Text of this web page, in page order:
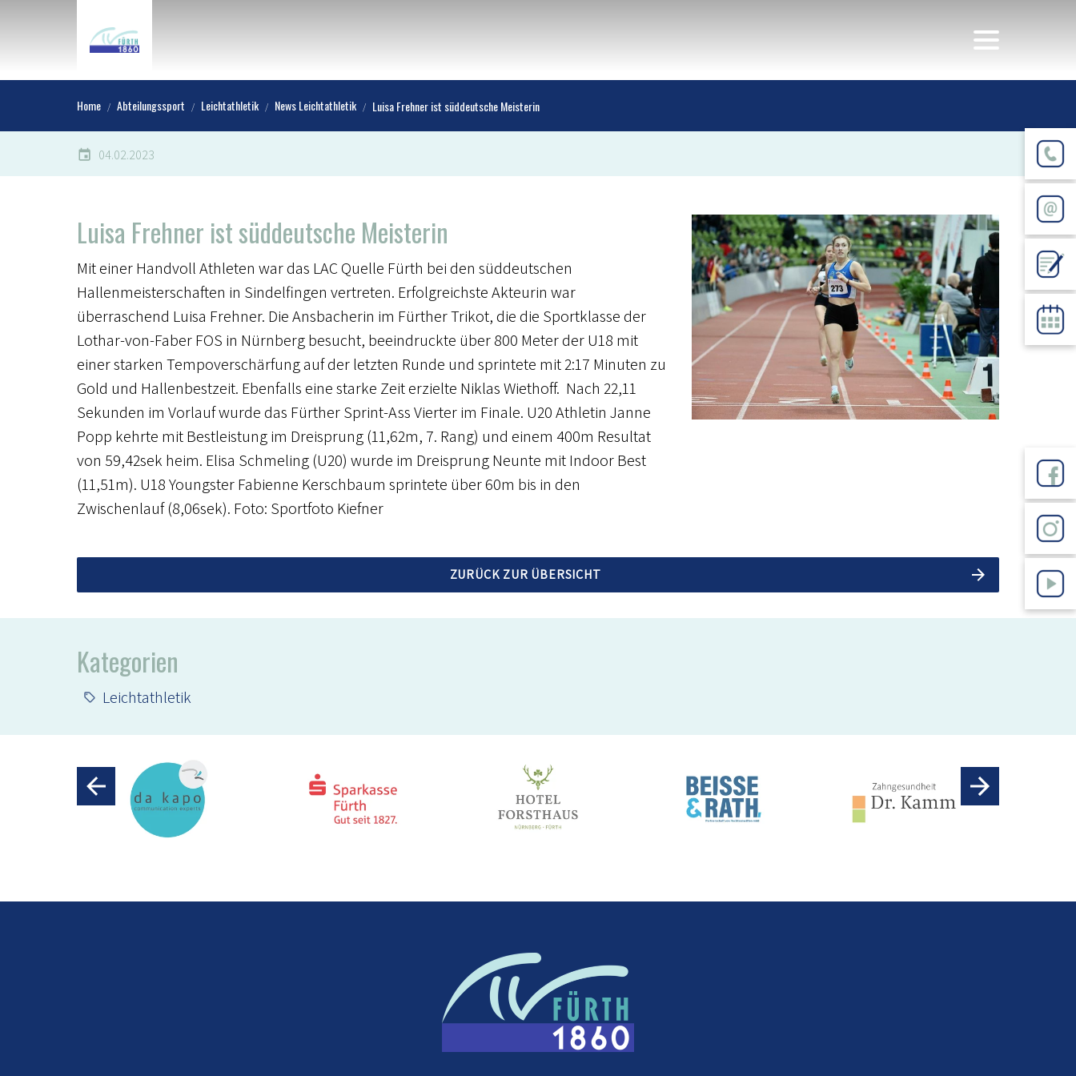
Home Abteilungssport Leichtathletik News Leichtathletik Luisa Frehner ist süddeutsche Meisterin
04.02.2023
Luisa Frehner ist süddeutsche Meisterin
Mit einer Handvoll Athleten war das LAC Quelle Fürth bei den süddeutschen
Hallenmeisterschaften in Sindelfingen vertreten. Erfolgreichste Akteurin war
überraschend Luisa Frehner. Die Ansbacherin im Fürther Trikot, die die Sportklasse der
Lothar-von-Faber FOS in Nürnberg besucht, beeindruckte über 800 Meter der U18 mit
einer starken Tempoverschärfung auf der letzten Runde und sprintete mit 2:17 Minuten zu
Gold und Hallenbestzeit. Ebenfalls eine starke Zeit erzielte Niklas Wiethoff. Nach 22,11
Sekunden im Vorlauf wurde das Fürther Sprint-Ass Vierter im Finale. U20 Athletin Janne
Popp kehrte mit Bestleistung im Dreisprung (11,62m, 7. Rang) und einem 400m Resultat
von 59,42sek heim. Elisa Schmeling (U20) wurde im Dreisprung Neunte mit Indoor Best
(11,51m). U18 Youngster Fabienne Kerschbaum sprintete über 60m bis in den
Zwischenlauf (8,06sek). Foto: Sportfoto Kiefner
ZURÜCK ZUR ÜBERSICHT
Kategorien
Leichtathletik